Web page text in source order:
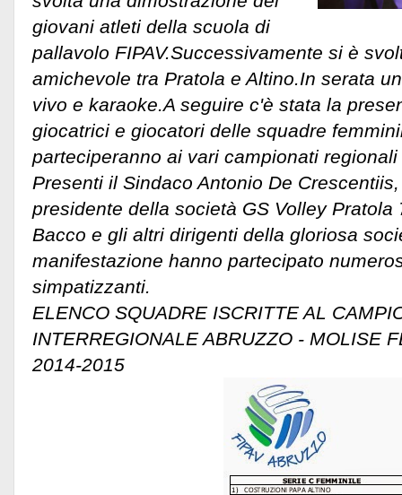
giovani atleti della scuola di
pallavolo FIPAV.Successivamente si è
amichevole tra Pratola e Altino.In serata
vivo e karaoke.A seguire c'è stata la
giocatrici e giocatori delle squadre
parteciperanno ai vari campionati
Presenti il Sindaco Antonio De
presidente della società GS Volley Pratola
Bacco e gli altri dirigenti della gloriosa
manifestazione hanno partecipato
simpatizzanti.
ELENCO SQUADRE ISCRITTE AL
INTERREGIONALE ABRUZZO - MOLISE
2014-2015